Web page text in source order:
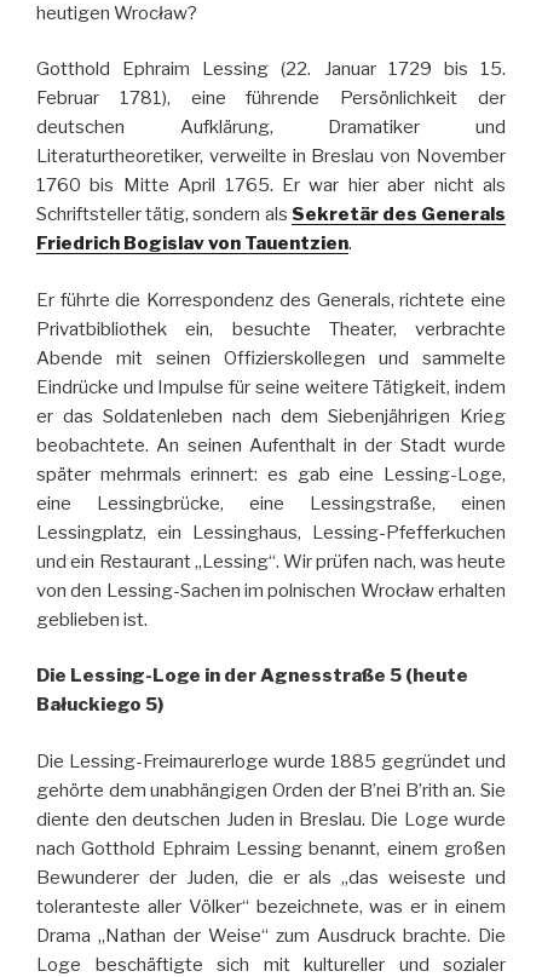
heutigen Wrocław?
Gotthold Ephraim Lessing (22. Januar 1729 bis 15.
Februar 1781), eine führende Persönlichkeit der
deutschen Aufklärung, Dramatiker und
Literaturtheoretiker, verweilte in Breslau von November
1760 bis Mitte April 1765. Er war hier aber nicht als
Schriftsteller tätig, sondern als Sekretär des Generals
Friedrich Bogislav von Tauentzien.
Er führte die Korrespondenz des Generals, richtete eine
Privatbibliothek ein, besuchte Theater, verbrachte
Abende mit seinen Offizierskollegen und sammelte
Eindrücke und Impulse für seine weitere Tätigkeit, indem
er das Soldatenleben nach dem Siebenjährigen Krieg
beobachtete. An seinen Aufenthalt in der Stadt wurde
später mehrmals erinnert: es gab eine Lessing-Loge,
eine Lessingbrücke, eine Lessingstraße, einen
Lessingplatz, ein Lessinghaus, Lessing-Pfefferkuchen
und ein Restaurant „Lessing“. Wir prüfen nach, was heute
von den Lessing-Sachen im polnischen Wrocław erhalten
geblieben ist.
Die Lessing-Loge in der Agnesstraße 5 (heute
Bałuckiego 5)
Die Lessing-Freimaurerloge wurde 1885 gegründet und
gehörte dem unabhängigen Orden der B’nei B’rith an. Sie
diente den deutschen Juden in Breslau. Die Loge wurde
nach Gotthold Ephraim Lessing benannt, einem großen
Bewunderer der Juden, die er als „das weiseste und
toleranteste aller Völker“ bezeichnete, was er in einem
Drama „Nathan der Weise“ zum Ausdruck brachte. Die
Loge beschäftigte sich mit kultureller und sozialer